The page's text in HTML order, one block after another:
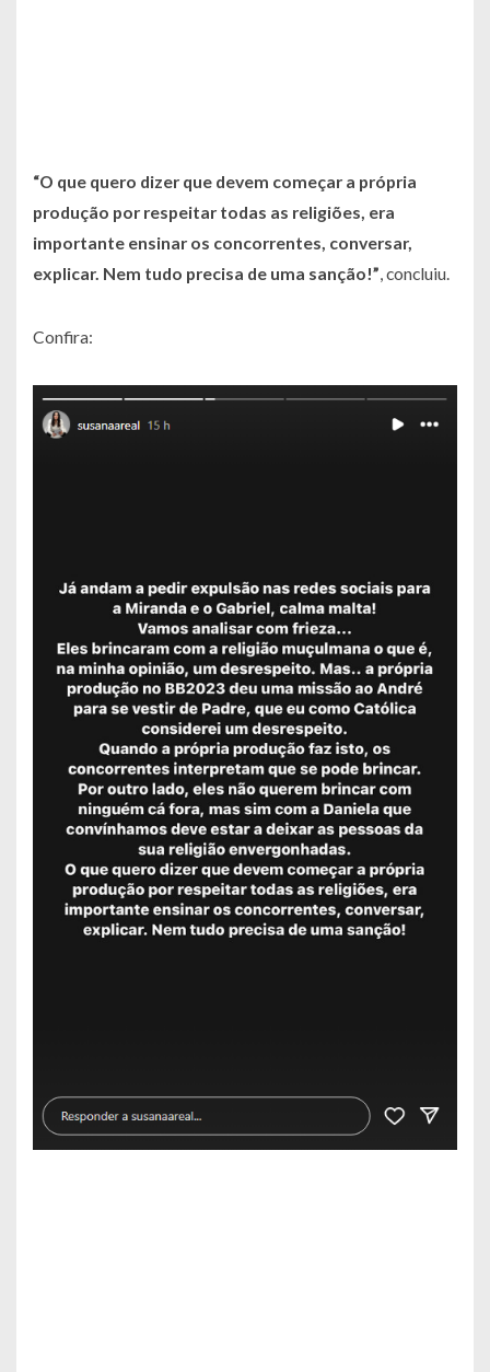
“O que quero dizer que devem começar a própria
produção por respeitar todas as religiões, era
importante ensinar os concorrentes, conversar,
explicar. Nem tudo precisa de uma sanção!”, concluiu.
Confira: